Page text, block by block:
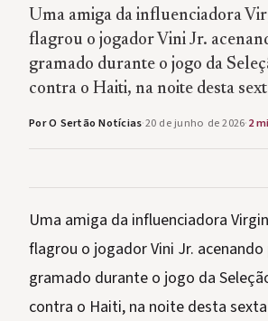
Uma amiga da influenciadora
flagrou o jogador Vini Jr.
gramado durante o jogo da
contra o Haiti, na noite desta
Por O Sertão Notícias·20 de junho de 2026·2
Uma amiga da influenciadora
flagrou o jogador Vini Jr. acenando
gramado durante o jogo da
contra o Haiti, na noite desta